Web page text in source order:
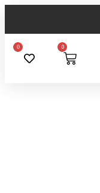
0
0